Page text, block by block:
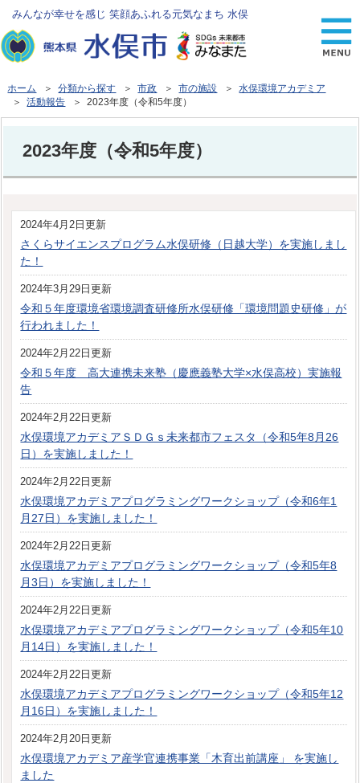
みんなが幸せを感じ 笑顔あふれる元気なまち 水俣
ホーム ＞分類から探す ＞市政 ＞市の施設 ＞水俣環境アカデミア
＞活動報告 ＞ 2023年度（令和5年度）
2023年度（令和5年度）
2024年4月2日更新
さくらサイエンスプログラム水俣研修（日越大学）を実施しまし
た！
2024年3月29日更新
令和５年度環境省環境調査研修所水俣研修「環境問題史研修」が
行われました！
2024年2月22日更新
令和５年度 高大連携未来塾（慶應義塾大学×水俣高校）実施報
告
2024年2月22日更新
水俣環境アカデミアＳＤＧｓ未来都市フェスタ（令和5年8月26
日）を実施しました！
2024年2月22日更新
水俣環境アカデミアプログラミングワークショップ（令和6年1
月27日）を実施しました！
2024年2月22日更新
水俣環境アカデミアプログラミングワークショップ（令和5年8
月3日）を実施しました！
2024年2月22日更新
水俣環境アカデミアプログラミングワークショップ（令和5年10
月14日）を実施しました！
2024年2月22日更新
水俣環境アカデミアプログラミングワークショップ（令和5年12
月16日）を実施しました！
2024年2月20日更新
水俣環境アカデミア産学官連携事業「木育出前講座」 を実施し
ました